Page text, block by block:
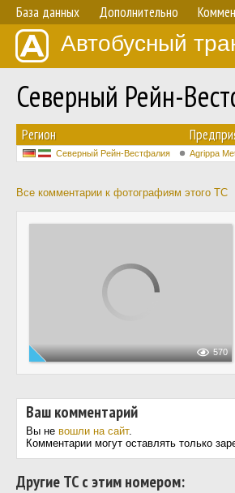
База данных Дополнительно
Автобусный
Северный Рейн-
Регион
Северный Рейн-Вестфалия Agrippa
Все комментарии к фотографиям этого ТС
570
Ваш комментарий
Вы не вошли на сайт.
Комментарии могут оставлять только
Другие ТС с этим номером: